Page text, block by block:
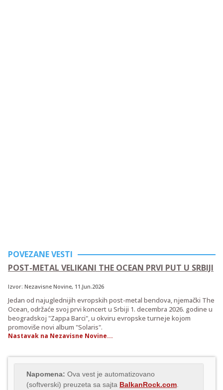
POVEZANE VESTI
POST-METAL VELIKANI THE OCEAN PRVI PUT U SRBIJI
Izvor: Nezavisne Novine, 11.Jun.2026
​Jedan od najuglednijih evropskih post-metal bendova, njemački The
Ocean, održaće svoj prvi koncert u Srbiji 1. decembra 2026. godine u
beogradskoj "Zappa Barci", u okviru evropske turneje kojom
promoviše novi album "Solaris".
Nastavak na Nezavisne Novine...
Napomena: Ova vest je automatizovano
(softverski) preuzeta sa sajta BalkanRock.com